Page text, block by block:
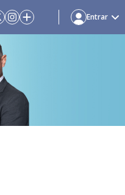
Entrar